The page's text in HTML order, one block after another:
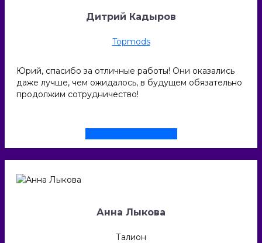
Дитрий Кадыров
Topmods
Юрий, спасибо за отличные работы! Они оказались
даже лучше, чем ожидалось, в будущем обязательно
продолжим сотрудничество!
Анна Лыкова
Талион